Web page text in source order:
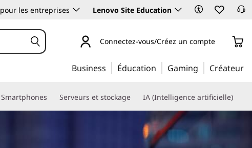
pour les entreprises Lenovo Site Education
Connectez-vous/Créez un compte
Business Éducation Gaming Créateur
Smartphones Serveurs et stockage IA (Intelligence artificielle)